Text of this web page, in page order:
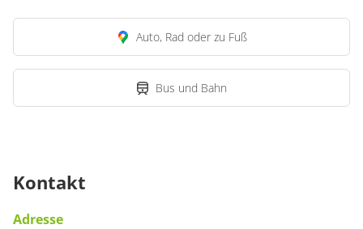
Auto, Rad oder zu Fuß
Bus und Bahn
Kontakt
Adresse